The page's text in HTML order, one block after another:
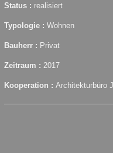
Status : realisiert
Typologie : Wohnen
Bauherr : Privat
Zeitraum : 2017
Kooperation : Architekturbüro